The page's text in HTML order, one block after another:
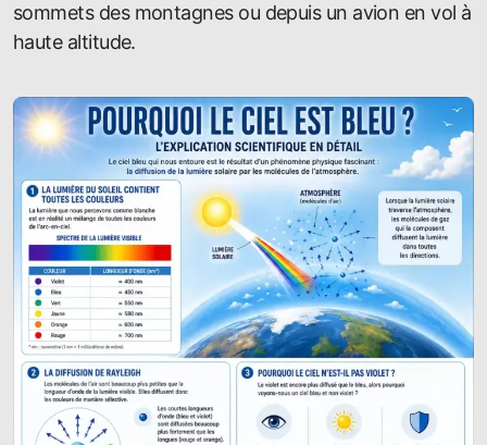
sommets des montagnes ou depuis un avion en vol à
haute altitude.